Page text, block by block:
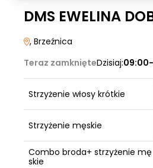
DMS EWELINA
, Brzeźnica
Teraz zamknięteDzisiaj:
Strzyżenie włosy krótkie
Strzyżenie męskie
Combo broda+ strzyżenie mę
skie